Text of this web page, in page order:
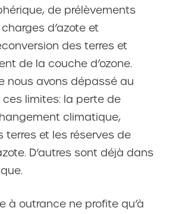
de prélèvements
d’azote et
des terres et
de la couche d’ozone.
nous avons dépassé au
limites: la perte de
climatique,
terres et les réserves de
D’autres sont déjà dans
à outrance ne profite qu’à